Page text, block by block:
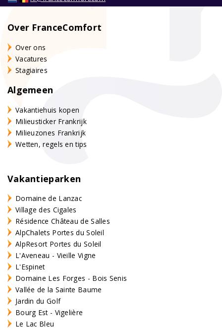
Over FranceComfort
Over ons
Vacatures
Stagiaires
Algemeen
Vakantiehuis kopen
Milieusticker Frankrijk
Milieuzones Frankrijk
Wetten, regels en tips
Vakantieparken
Domaine de Lanzac
Village des Cigales
Résidence Château de Salles
AlpChalets Portes du Soleil
AlpResort Portes du Soleil
L'Aveneau - Vieille Vigne
L'Espinet
Domaine Les Forges - Bois Senis
Vallée de la Sainte Baume
Jardin du Golf
Bourg Est - Vigelière
Le Lac Bleu